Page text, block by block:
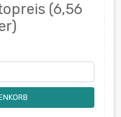
(6,56